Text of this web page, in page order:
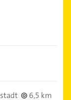
6,5 km